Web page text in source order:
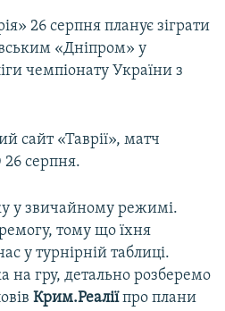
26 серпня планує зіграти
«Дніпром» у
чемпіонату України з
сайт «Таврії», матч
серпня.
у звичайному режимі.
тому що їхня
у турнірній таблиці.
на гру, детально розберемо
Крим.Реаліїпро плани